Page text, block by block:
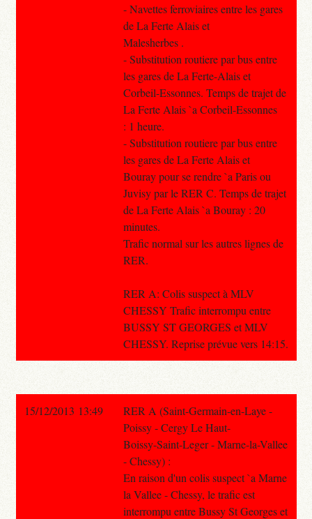
- Navettes ferroviaires entre les gares
de La Ferte Alais et
Malesherbes .
- Substitution routiere par bus entre
les gares de La Ferte-Alais et
Corbeil-Essonnes. Temps de trajet de
La Ferte Alais `a Corbeil-Essonnes
: 1 heure.
- Substitution routiere par bus entre
les gares de La Ferte Alais et
Bouray pour se rendre `a Paris ou
Juvisy par le RER C. Temps de trajet
de La Ferte Alais `a Bouray : 20
minutes.
Trafic normal sur les autres lignes de
RER.
RER A: Colis suspect à MLV
CHESSY Trafic interrompu entre
BUSSY ST GEORGES et MLV
CHESSY. Reprise prévue vers 14:15.
15/12/2013 13:49
RER A (Saint-Germain-en-Laye -
Poissy - Cergy Le Haut-
Boissy-Saint-Leger - Marne-la-Vallee
- Chessy) :
En raison d'un colis suspect `a Marne
la Vallee - Chessy, le trafic est
interrompu entre Bussy St Georges et